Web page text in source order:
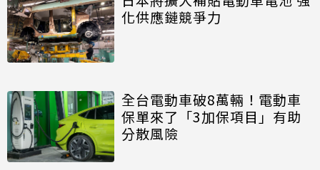
化供應鏈競爭力
全台電動車破8萬輛！電動車
保單來了「3加保項目」有助
分散風險